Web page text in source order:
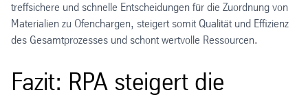
treffsichere und schnelle Entscheidungen für die Zuordnung von
Materialien zu Ofenchargen, steigert somit Qualität und Effizienz
des Gesamtprozesses und schont wertvolle Ressourcen.
Fazit: RPA steigert die